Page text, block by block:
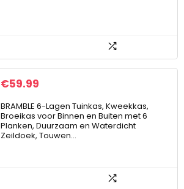
€59.99
BRAMBLE 6-Lagen Tuinkas, Kweekkas,
Broeikas voor Binnen en Buiten met 6
Planken, Duurzaam en Waterdicht
Zeildoek, Touwen…